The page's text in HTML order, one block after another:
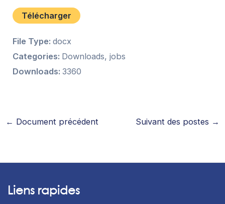
Télécharger
File Type:docx
Categories: Downloads, jobs
Downloads:3360
← Document précédent Suivant des postes →
Liens rapides